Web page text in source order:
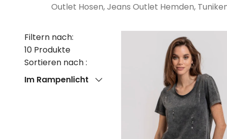
Outlet Hosen, Jeans Outlet Hemden,
Filtern nach:
10 Produkte
Sortieren nach :
Sortieren nach
Im Rampenlicht